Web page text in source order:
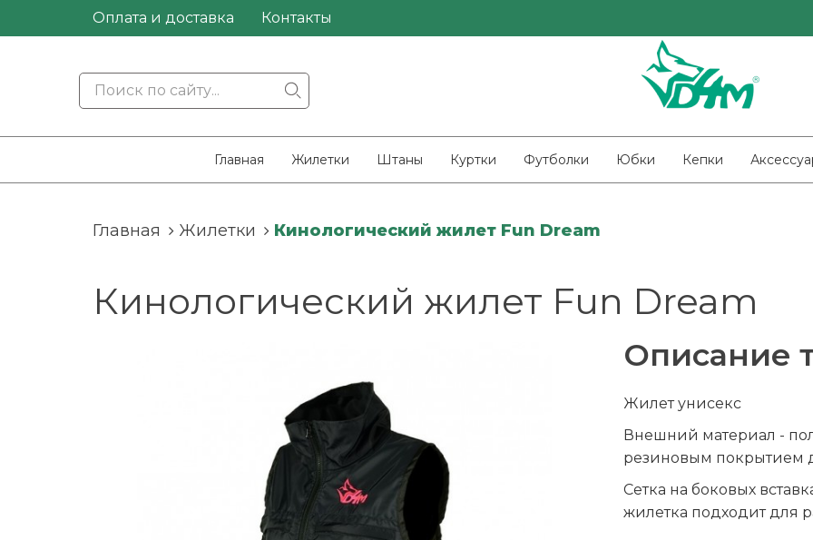
Оплата и доставка Контакты
Главная Жилетки Штаны Куртки Футболки Юбки Кепки
Главная Жилетки Кинологический жилет Fun Dream
Кинологический жилет Fun Dream
Описание
Жилет унисекс
Внешний материал -
резиновым покрытием
Сетка на боковых
жилетка подходит для